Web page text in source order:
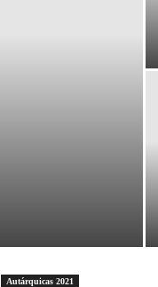
Autárquicas 2021